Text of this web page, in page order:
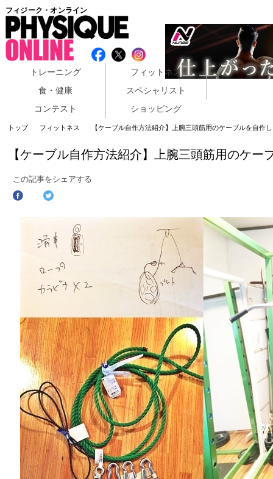
フィジーク・オンライン
トレーニング
フィットネス
食・健康
スペシャリスト
コンテスト
ショッピング
トップ フィットネス 【ケーブル自作方法紹介】上腕三頭筋用のケーブルを自作
【ケーブル自作方法紹介】上腕三頭筋用のケー
この記事をシェアする